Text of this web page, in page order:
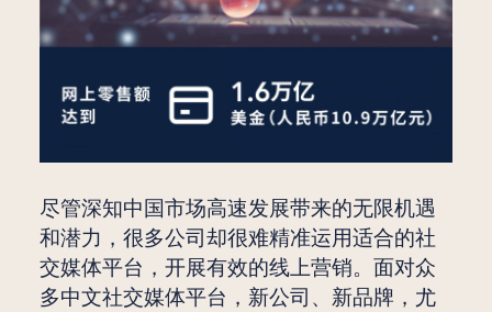
尽管深知中国市场高速发展带来的无限机遇
和潜力，很多公司却很难精准运用适合的社
交媒体平台，开展有效的线上营销。面对众
多中文社交媒体平台，新公司、新品牌，尤